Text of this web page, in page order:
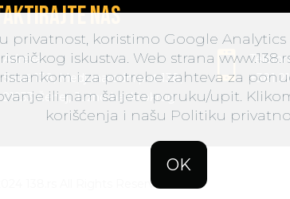
nas
Adresa:
Salaš 138, Medjunarodni put 138,
21233 Čenej, Južno-bački okrug
+381
138.rs All Rights Reserved
privatnost, koristimo Google Analytics
iskustva. Web strana
i za potrebe zahteva za
ili nam šaljete poruku/upit.
korišćenja i našu Politiku
OK